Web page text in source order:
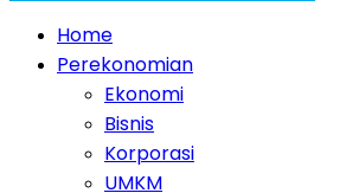
Home
Perekonomian
Ekonomi
Bisnis
Korporasi
UMKM